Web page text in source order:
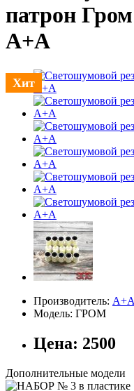
патрон
А+А
Хит
Производитель: А+А
Модель: ГРОМ
Цена: 2500
Дополнительные модели